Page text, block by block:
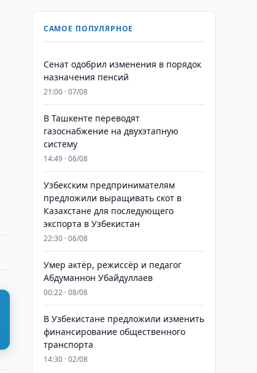
САМОЕ ПОПУЛЯРНОЕ
Сенат одобрил изменения в порядок
назначения пенсий
21:00 · 07/08
В Ташкенте переводят
газоснабжение на двухэтапную
систему
14:49 · 06/08
Узбекским предпринимателям
предложили выращивать скот в
Казахстане для последующего
экспорта в Узбекистан
22:30 · 06/08
Умер актёр, режиссёр и педагог
Абдуманнон Убайдуллаев
00:22 · 08/08
В Узбекистане предложили изменить
финансирование общественного
транспорта
14:30 · 02/08